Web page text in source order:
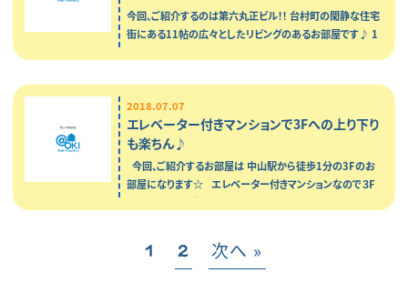
今回、ご紹介するのは第六丸正ビル！！ 台村町の閑静な住宅
街にある11帖の広々としたリビングのあるお部屋です♪ 1
階のお部屋なので下の階の方への足音など、生活音を気に
2018.07.07
エレベーター付きマンションで3Fへの上り下り
も楽ちん♪
今回、ご紹介するお部屋は 中山駅から徒歩1分の3Fのお
部屋になります☆ エレベーター付きマンションなので３F
のお部屋でも 重い荷物の持ち運びもスムーズに行えま
1 2 次へ »